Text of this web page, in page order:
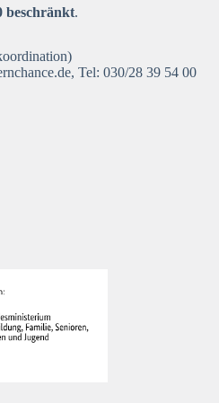
beschränkt.
, Tel: 030/28 39 54 00